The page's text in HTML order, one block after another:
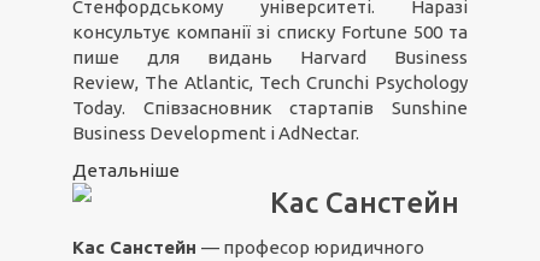
Стенфордському університеті. Наразі
консультує компанії зі списку Fortune 500 та
пише для видань Harvard Business
Review, The Atlantic, Tech Crunchі Psychology
Today. Співзасновник стартапів Sunshine
Business Development і AdNectar.
Детальніше
Кас Санстейн
Кас Санстейн — професор юридичного